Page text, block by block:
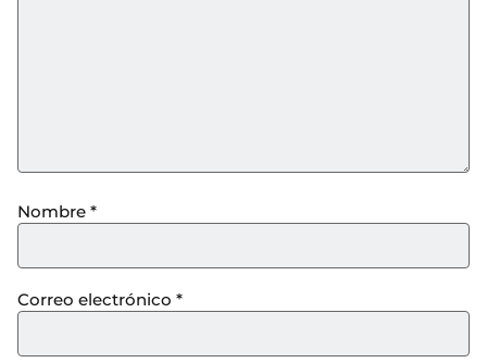
Nombre *
Correo electrónico *